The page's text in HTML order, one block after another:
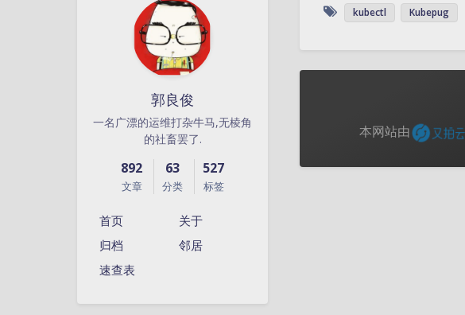
郭良俊
一名广漂的运维打杂牛马,无棱角
的社畜罢了.
892
文章
63
分类
527
标签
首页
关于
归档
邻居
速查表
kubectl Kubepug
本网站由